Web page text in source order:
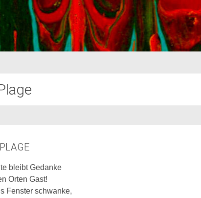
PLAGE
bleibt Gedanke
Orten Gast!
Fenster schwanke,